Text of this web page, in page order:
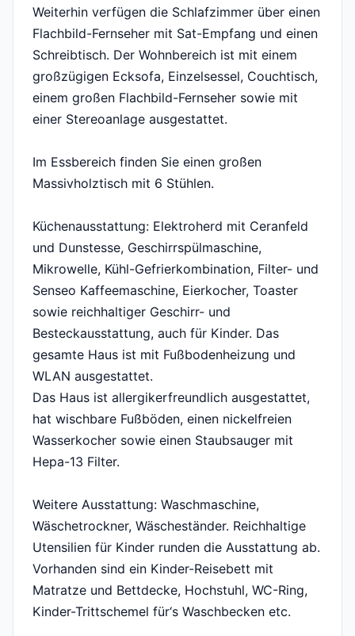
Weiterhin verfügen die Schlafzimmer über einen
Flachbild-Fernseher mit Sat-Empfang und einen
Schreibtisch. Der Wohnbereich ist mit einem
großzügigen Ecksofa, Einzelsessel, Couchtisch,
einem großen Flachbild-Fernseher sowie mit
einer Stereoanlage ausgestattet.
Im Essbereich finden Sie einen großen
Massivholztisch mit 6 Stühlen.
Küchenausstattung: Elektroherd mit Ceranfeld
und Dunstesse, Geschirrspülmaschine,
Mikrowelle, Kühl-Gefrierkombination, Filter- und
Senseo Kaffeemaschine, Eierkocher, Toaster
sowie reichhaltiger Geschirr- und
Besteckausstattung, auch für Kinder. Das
gesamte Haus ist mit Fußbodenheizung und
WLAN ausgestattet.
Das Haus ist allergikerfreundlich ausgestattet,
hat wischbare Fußböden, einen nickelfreien
Wasserkocher sowie einen Staubsauger mit
Hepa-13 Filter.
Weitere Ausstattung: Waschmaschine,
Wäschetrockner, Wäscheständer. Reichhaltige
Utensilien für Kinder runden die Ausstattung ab.
Vorhanden sind ein Kinder-Reisebett mit
Matratze und Bettdecke, Hochstuhl, WC-Ring,
Kinder-Trittschemel für‘s Waschbecken etc.